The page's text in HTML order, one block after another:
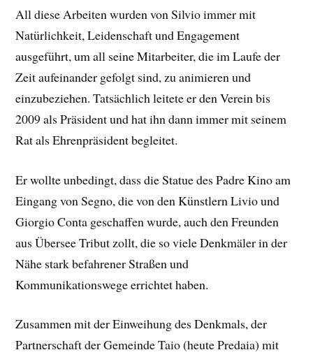
All diese Arbeiten wurden von Silvio immer mit
Natürlichkeit, Leidenschaft und Engagement
ausgeführt, um all seine Mitarbeiter, die im Laufe der
Zeit aufeinander gefolgt sind, zu animieren und
einzubeziehen. Tatsächlich leitete er den Verein bis
2009 als Präsident und hat ihn dann immer mit seinem
Rat als Ehrenpräsident begleitet.
Er wollte unbedingt, dass die Statue des Padre Kino am
Eingang von Segno, die von den Künstlern Livio und
Giorgio Conta geschaffen wurde, auch den Freunden
aus Übersee Tribut zollt, die so viele Denkmäler in der
Nähe stark befahrener Straßen und
Kommunikationswege errichtet haben.
Zusammen mit der Einweihung des Denkmals, der
Partnerschaft der Gemeinde Taio (heute Predaia) mit